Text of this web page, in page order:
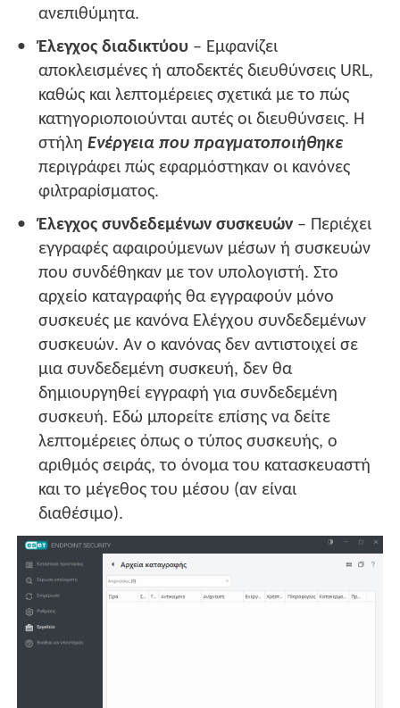
ανεπιθύμητα.
Έλεγχος διαδικτύου – Εμφανίζει
αποκλεισμένες ή αποδεκτές διευθύνσεις URL,
καθώς και λεπτομέρειες σχετικά με το πώς
κατηγοριοποιούνται αυτές οι διευθύνσεις. Η
στήληΕνέργεια που πραγματοποιήθηκε
περιγράφει πώς εφαρμόστηκαν οι κανόνες
φιλτραρίσματος.
Έλεγχος συνδεδεμένων συσκευών – Περιέχει
εγγραφές αφαιρούμενων μέσων ή συσκευών
που συνδέθηκαν με τον υπολογιστή. Στο
αρχείο καταγραφής θα εγγραφούν μόνο
συσκευές με κανόνα Ελέγχου συνδεδεμένων
συσκευών. Αν ο κανόνας δεν αντιστοιχεί σε
μια συνδεδεμένη συσκευή, δεν θα
δημιουργηθεί εγγραφή για συνδεδεμένη
συσκευή. Εδώ μπορείτε επίσης να δείτε
λεπτομέρειες όπως ο τύπος συσκευής, ο
αριθμός σειράς, το όνομα του κατασκευαστή
και το μέγεθος του μέσου (αν είναι
διαθέσιμο).